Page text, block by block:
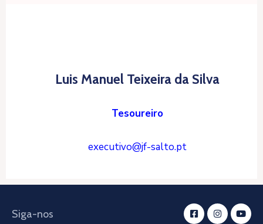
Luis Manuel Teixeira da Silva
Tesoureiro
executivo@jf-salto.pt
Siga-nos